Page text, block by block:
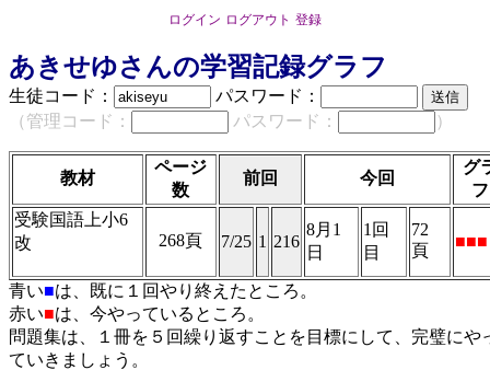
ログイン ログアウト 登録
あきせゆさんの学習記録グラフ
生徒コード：
パスワード：
（管理コード：
パスワード： ）
教材
ページ
数
前回 今回
グ
フ
受験国語上小6
改
268頁 7/25 1 216
8月1
日
1回
目
72
頁
■■■
青い■は、既に１回やり終えたところ。
赤い■は、今やっているところ。
問題集は、１冊を５回繰り返すことを目標にして、完璧にや
ていきましょう。